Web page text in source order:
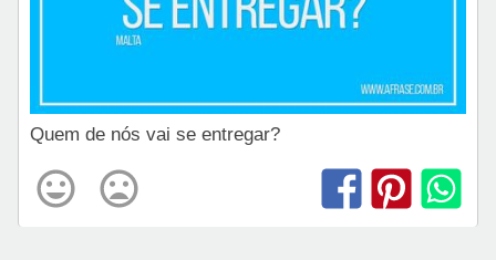
Quem de nós vai se entregar?